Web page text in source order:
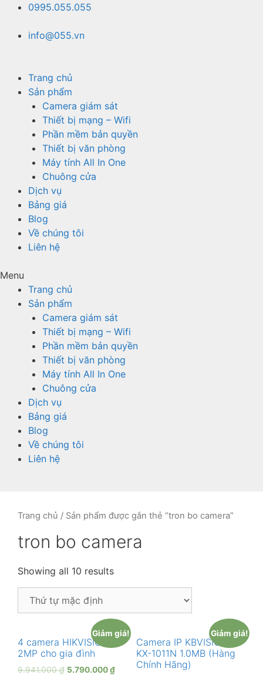
Chuyển0995.055.055
info@055.vn
Trang chủ
Sản phẩm
Camera giám sát
Thiết bị mạng – Wifi
Phần mềm bản quyền
Thiết bị văn phòng
Máy tính All In One
Chuông cửa
Dịch vụ
Bảng giá
Blog
Về chúng tôi
Liên hệ
Menu
Trang chủ
Sản phẩm
Camera giám sát
Thiết bị mạng – Wifi
Phần mềm bản quyền
Thiết bị văn phòng
Máy tính All In One
Chuông cửa
Dịch vụ
Bảng giá
Blog
Về chúng tôi
Liên hệ
Trang chủ / Sản phẩm được gắn thẻ “tron bo camera”
tron bo camera
Showing all 10 results
Giảm giá!
4 camera HIKVISION
2MP cho gia đình
9.941.000₫ 5.790.000₫
Giảm giá!
Camera IP KBVISION
KX-1011N 1.0MB (Hàng
Chính Hãng)